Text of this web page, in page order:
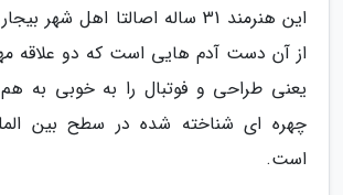
این هنرمند 31 ساله اصالتا اهل
از آن دست آدم هایی است که دو علاقه
یعنی طراحی و فوتبال را به خوبی به هم
چهره ای شناخته شده در سطح بین
است.